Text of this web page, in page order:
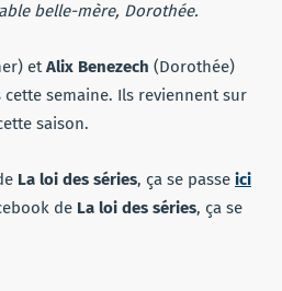
belle-mère, Dorothée.
etAlix Benezech (Dorothée)
semaine. Ils reviennent sur
saison.
La loi des séries, ça se passe ici
de La loi des séries, ça se